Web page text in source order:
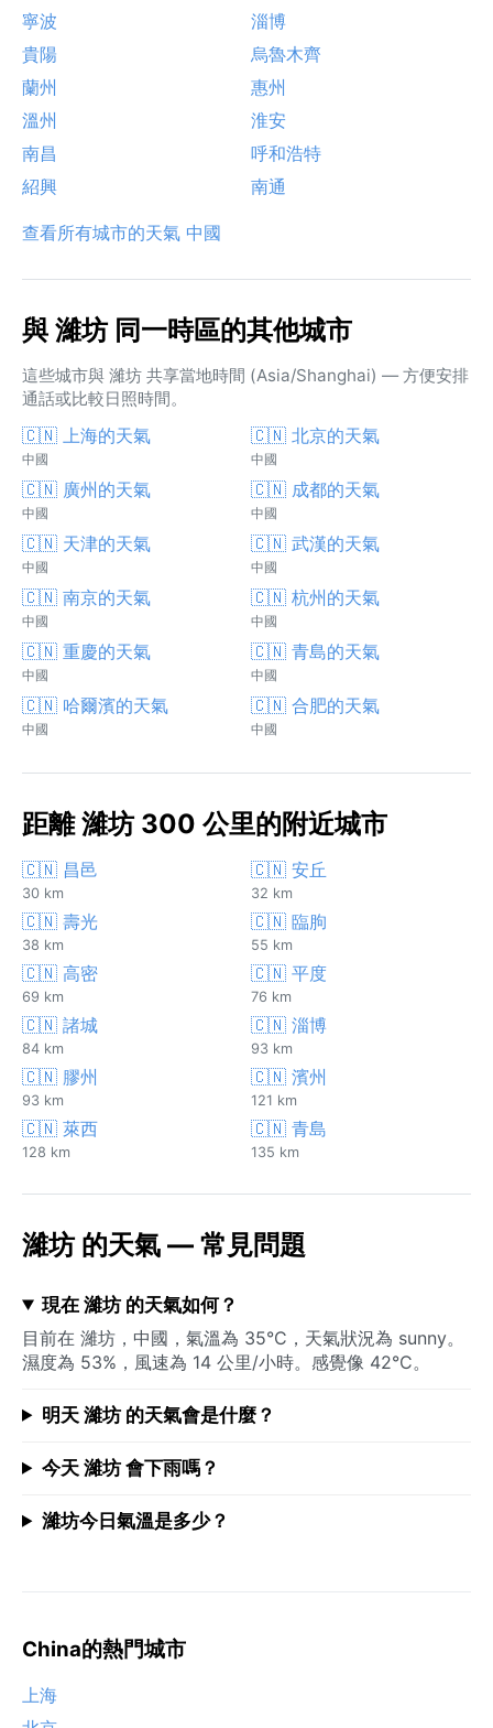
寧波
淄博
貴陽
烏魯木齊
蘭州
惠州
溫州
淮安
南昌
呼和浩特
紹興
南通
查看所有城市的天氣 中國
與 濰坊 同一時區的其他城市
這些城市與 濰坊 共享當地時間 (Asia/Shanghai) — 方便安排
通話或比較日照時間。
🇨🇳 上海的天氣
中國
🇨🇳 北京的天氣
中國
🇨🇳 廣州的天氣
中國
🇨🇳 成都的天氣
中國
🇨🇳 天津的天氣
中國
🇨🇳 武漢的天氣
中國
🇨🇳 南京的天氣
中國
🇨🇳 杭州的天氣
中國
🇨🇳 重慶的天氣
中國
🇨🇳 青島的天氣
中國
🇨🇳 哈爾濱的天氣
中國
🇨🇳 合肥的天氣
中國
距離 濰坊 300 公里的附近城市
🇨🇳 昌邑
30 km
🇨🇳 安丘
32 km
🇨🇳 壽光
38 km
🇨🇳 臨朐
55 km
🇨🇳 高密
69 km
🇨🇳 平度
76 km
🇨🇳 諸城
84 km
🇨🇳 淄博
93 km
🇨🇳 膠州
93 km
🇨🇳 濱州
121 km
🇨🇳 萊西
128 km
🇨🇳 青島
135 km
濰坊 的天氣 — 常見問題
現在 濰坊 的天氣如何？
目前在 濰坊，中國，氣溫為 35°C，天氣狀況為 sunny。
濕度為 53%，風速為 14 公里/小時。感覺像 42°C。
明天 濰坊 的天氣會是什麼？
今天 濰坊 會下雨嗎？
濰坊今日氣溫是多少？
China的熱門城市
上海